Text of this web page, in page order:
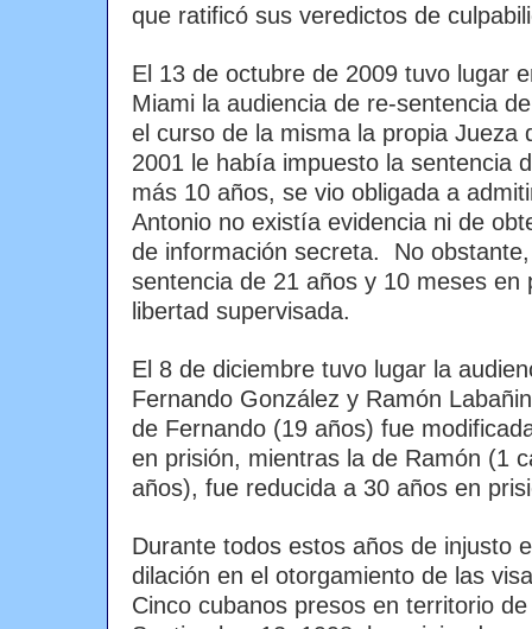
que ratificó sus veredictos de
El 13 de octubre de 2009 tuvo lugar
Miami la audiencia de re-sentencia
el curso de la misma la propia Jueza
2001 le había impuesto la sentencia
más 10 años, se vio obligada a
Antonio no existía evidencia ni de
de información secreta. No
sentencia de 21 años y 10 meses en
libertad supervisada.
El 8 de diciembre tuvo lugar la
Fernando González y Ramón
de Fernando (19 años) fue
en prisión, mientras la de Ramón (1
años), fue reducida a 30 años en
Durante todos estos años de injusto
dilación en el otorgamiento de las
Cinco cubanos presos en territorio